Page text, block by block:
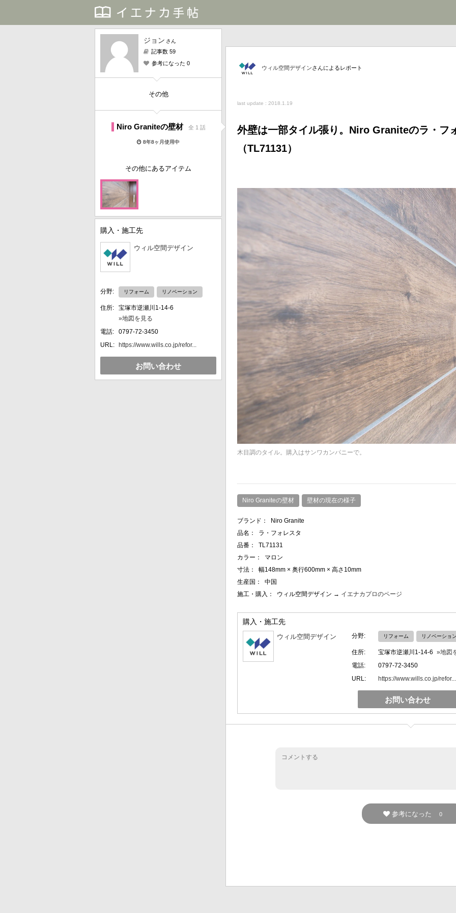
ジョン さん
記事数 59
参考になった 0
その他
Niro Graniteの壁材 全 1 話
8年8ヶ月使用中
その他にあるアイテム
購入・施工先
ウィル空間デザイン
分野: リフォーム リノベーション
住所:
宝塚市逆瀬川1-14-6
»地図を見る
電話:
0797-72-3450
URL:
https://www.wills.co.jp/refor...
お問い合わせ
ウィル空間デザインさんによるレポート
last update : 2018.1.19
外壁は一部タイル張り。Niro Graniteのラ・フ
（TL71131）
木目調のタイル。購入はサンワカンパニーで。
Niro Graniteの壁材 壁材の現在の様子
ブランド：
Niro Granite
品名：
ラ・フォレスタ
品番：
TL71131
カラー：
マロン
寸法：
幅148mm × 奥行600mm × 高さ10mm
生産国：
中国
施工・購入：
ウィル空間デザイン → イエナカプロのページ
購入・施工先
ウィル空間デザイン 分野: リフォーム リノベーション
住所: 宝塚市逆瀬川1-14-6 »地図
電話:
0797-72-3450
URL:
https://www.wills.co.jp/refor...
お問い合わせ
参考になった 0